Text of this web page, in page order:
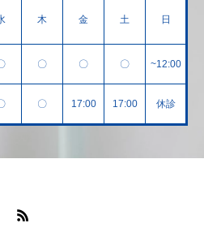
木 金 土 日
〇 〇 〇 ~12:00
〇 17:00 17:00 休診